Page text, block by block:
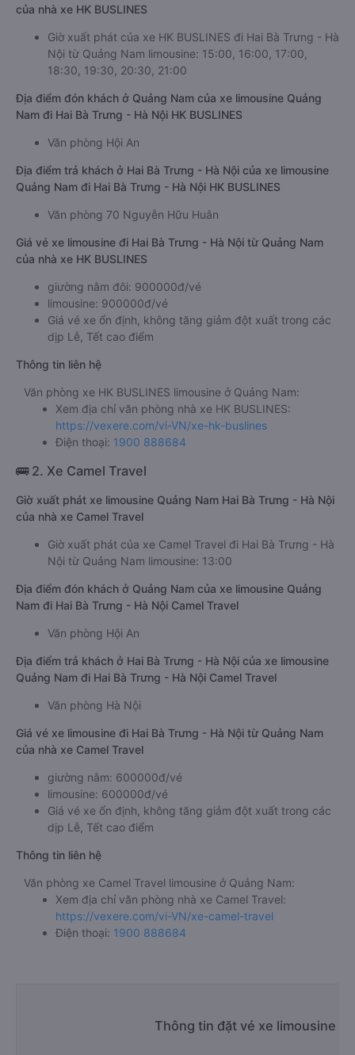
của nhà xe HK BUSLINES
Giờ xuất phát của xe HK BUSLINES đi Hai Bà Trưng - Hà
Nội từ Quảng Nam limousine: 15:00, 16:00, 17:00,
18:30, 19:30, 20:30, 21:00
Địa điểm đón khách ở Quảng Nam của xe limousine Quảng
Nam đi Hai Bà Trưng - Hà Nội HK BUSLINES
Văn phòng Hội An
Địa điểm trả khách ở Hai Bà Trưng - Hà Nội của xe limousine
Quảng Nam đi Hai Bà Trưng - Hà Nội HK BUSLINES
Văn phòng 70 Nguyễn Hữu Huân
Giá vé xe limousine đi Hai Bà Trưng - Hà Nội từ Quảng Nam
của nhà xe HK BUSLINES
giường nằm đôi: 900000đ/vé
limousine: 900000đ/vé
Giá vé xe ổn định, không tăng giảm đột xuất trong các
dịp Lễ, Tết cao điểm
Thông tin liên hệ
Văn phòng xe HK BUSLINES limousine ở Quảng Nam:
Xem địa chỉ văn phòng nhà xe HK BUSLINES:
https://vexere.com/vi-VN/xe-hk-buslines
Điện thoại: 1900 888684
🚌 2. Xe Camel Travel
Giờ xuất phát xe limousine Quảng Nam Hai Bà Trưng - Hà Nội
của nhà xe Camel Travel
Giờ xuất phát của xe Camel Travel đi Hai Bà Trưng - Hà
Nội từ Quảng Nam limousine: 13:00
Địa điểm đón khách ở Quảng Nam của xe limousine Quảng
Nam đi Hai Bà Trưng - Hà Nội Camel Travel
Văn phòng Hội An
Địa điểm trả khách ở Hai Bà Trưng - Hà Nội của xe limousine
Quảng Nam đi Hai Bà Trưng - Hà Nội Camel Travel
Văn phòng Hà Nội
Giá vé xe limousine đi Hai Bà Trưng - Hà Nội từ Quảng Nam
của nhà xe Camel Travel
giường nằm: 600000đ/vé
limousine: 600000đ/vé
Giá vé xe ổn định, không tăng giảm đột xuất trong các
dịp Lễ, Tết cao điểm
Thông tin liên hệ
Văn phòng xe Camel Travel limousine ở Quảng Nam:
Xem địa chỉ văn phòng nhà xe Camel Travel:
https://vexere.com/vi-VN/xe-camel-travel
Điện thoại: 1900 888684
Thông tin đặt vé xe limousine